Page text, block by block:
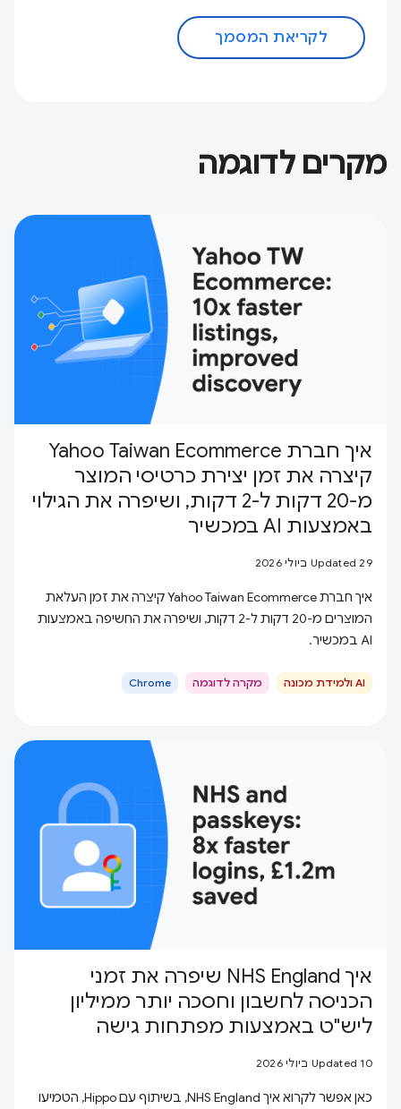
לקריאת המסמך
מקרים לדוגמה
איך חברת Yahoo Taiwan Ecommerce
קיצרה את זמן יצירת כרטיסי המוצר
מ-20 דקות ל-2 דקות, ושיפרה את הגילוי
באמצעות AI במכשיר
Updated 29 ביולי 2026
איך חברת Yahoo Taiwan Ecommerce קיצרה את זמן העלאת
המוצרים מ-20 דקות ל-2 דקות, ושיפרה את החשיפה באמצעות
AI במכשיר.
AI ולמידת מכונה מקרה לדוגמה Chrome
איך NHS England שיפרה את זמני
הכניסה לחשבון וחסכה יותר ממיליון
ליש"ט באמצעות מפתחות גישה
Updated 10 ביולי 2026
כאן אפשר לקרוא איך NHS England, בשיתוף עם Hippo, הטמיעו